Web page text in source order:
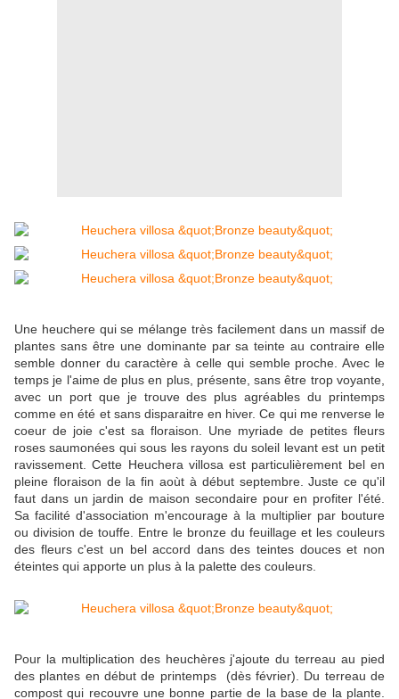
Une heuchere qui se mélange très facilement dans un massif de
plantes sans être une dominante par sa teinte au contraire elle
semble donner du caractère à celle qui semble proche. Avec le
temps je l'aime de plus en plus, présente, sans être trop voyante,
avec un port que je trouve des plus agréables du printemps
comme en été et sans disparaitre en hiver. Ce qui me renverse le
coeur de joie c'est sa floraison. Une myriade de petites fleurs
roses saumonées qui sous les rayons du soleil levant est un petit
ravissement. Cette Heuchera villosa est particulièrement bel en
pleine floraison de la fin aoùt à début septembre. Juste ce qu'il
faut dans un jardin de maison secondaire pour en profiter l'été.
Sa facilité d'association m'encourage à la multiplier par bouture
ou division de touffe. Entre le bronze du feuillage et les couleurs
des fleurs c'est un bel accord dans des teintes douces et non
éteintes qui apporte un plus à la palette des couleurs.
Pour la multiplication des heuchères j'ajoute du terreau au pied
des plantes en début de printemps (dès février). Du terreau de
compost qui recouvre une bonne partie de la base de la plante.